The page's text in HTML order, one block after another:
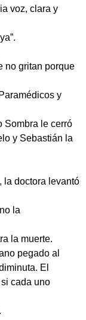
voz, clara y
no gritan porque
y
Sombra le cerró
y Sebastián la
la doctora levantó
la
la muerte.
pegado al
El
cada uno